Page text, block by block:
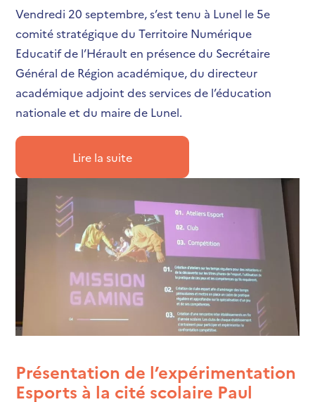
Vendredi 20 septembre, s’est tenu à Lunel le 5e
comité stratégique du Territoire Numérique
Educatif de l’Hérault en présence du Secrétaire
Général de Région académique, du directeur
académique adjoint des services de l’éducation
nationale et du maire de Lunel.
Lire la suite
Présentation de l’expérimentation
Esports à la cité scolaire Paul